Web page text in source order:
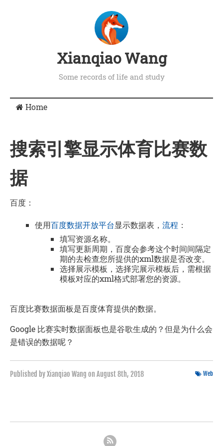
Xianqiao Wang
Some records of life and study
Home
搜索引擎显示体育比赛数
据
百度：
使用百度数据开放平台显示数据表， 流程 ：
填写资源名称。
填写更新周期，百度会参考这个时间间隔定
期的去检查您所提供的xml数据是否改变。
选择展示模板，选择完展示模板后，需根据
模板对应的xml格式部署您的资源。
百度比赛数据面板是百度体育提供的数据。
Google 比赛实时数据面板也是谷歌生成的？但是为什么会
是错误的数据呢？
Published by Xianqiao Wang on August 8th, 2018 Web